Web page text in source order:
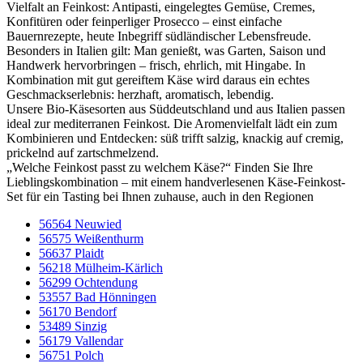
Vielfalt an Feinkost: Antipasti, eingelegtes Gemüse, Cremes,
Konfitüren oder feinperliger Prosecco – einst einfache
Bauernrezepte, heute Inbegriff südländischer Lebensfreude.
Besonders in Italien gilt: Man genießt, was Garten, Saison und
Handwerk hervorbringen – frisch, ehrlich, mit Hingabe. In
Kombination mit gut gereiftem Käse wird daraus ein echtes
Geschmackserlebnis: herzhaft, aromatisch, lebendig.
Unsere Bio-Käsesorten aus Süddeutschland und aus Italien passen
ideal zur mediterranen Feinkost. Die Aromenvielfalt lädt ein zum
Kombinieren und Entdecken: süß trifft salzig, knackig auf cremig,
prickelnd auf zartschmelzend.
„Welche Feinkost passt zu welchem Käse?“ Finden Sie Ihre
Lieblingskombination – mit einem handverlesenen Käse-Feinkost-
Set für ein Tasting bei Ihnen zuhause, auch in den Regionen
56564 Neuwied
56575 Weißenthurm
56637 Plaidt
56218 Mülheim-Kärlich
56299 Ochtendung
53557 Bad Hönningen
56170 Bendorf
53489 Sinzig
56179 Vallendar
56751 Polch